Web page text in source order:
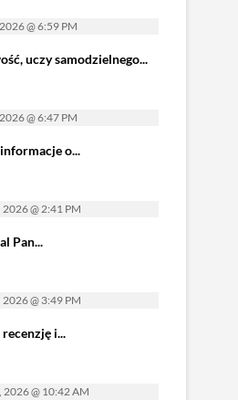
@ 6:59 PM
uczy samodzielnego...
@ 6:47 PM
o...
@ 2:41 PM
Pan...
@ 3:49 PM
i...
2026 @ 10:42 AM